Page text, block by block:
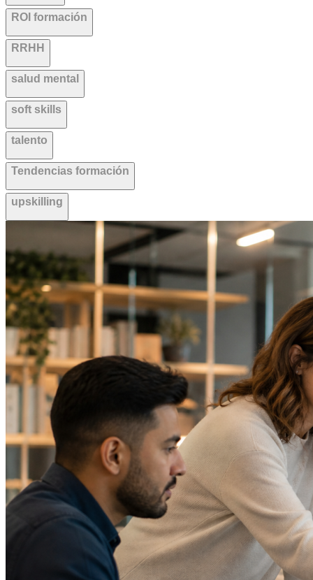
ROI formación
RRHH
salud mental
soft skills
talento
Tendencias formación
upskilling